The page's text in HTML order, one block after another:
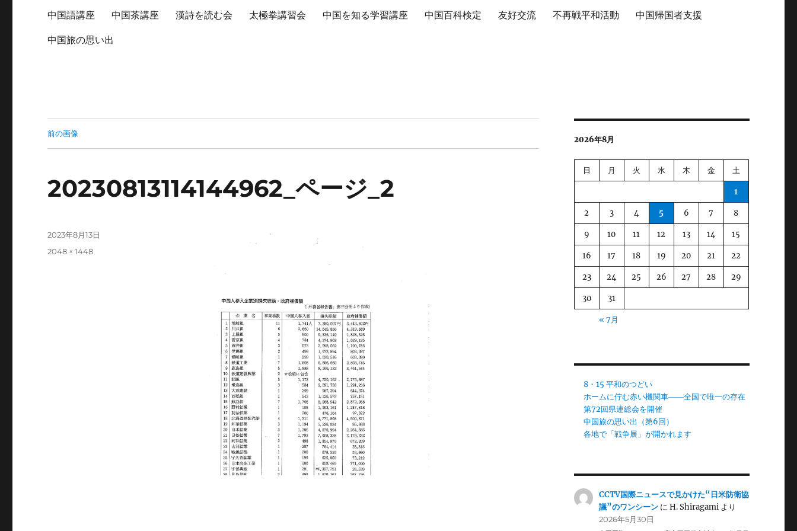
中国語講座 中国茶講座 漢詩を読む会 太極拳講習会 中国を知る学習講座 中国百科検定 友好交流 不再戦平和活動 中国帰国者支援
中国旅の思い出
前の画像
20230813114144962_ページ_2
投
2023年8月13日
フ
2048 × 1448
2026年8月
日 月 火 水 木 金 土
1
2 3 4 5 6 7 8
9 10 11 12 13 14 15
16 17 18 19 20 21 22
23 24 25 26 27 28 29
30 31
« 7月
8・15 平和のつどい
ホームに佇む赤い機関車――全国で唯一の存在
第72回県連総会を開催
中国旅の思い出（第6回）
各地で「戦争展」が開かれます
CCTV国際ニュースで見かけた“日米防衛協
議”のワンシーン にH. Shiragami より
2026年5月30日